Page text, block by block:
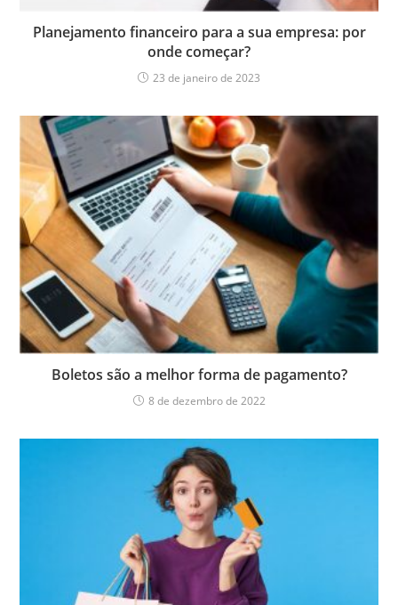
Planejamento financeiro para a sua empresa: por
onde começar?
23 de janeiro de 2023
Boletos são a melhor forma de pagamento?
8 de dezembro de 2022